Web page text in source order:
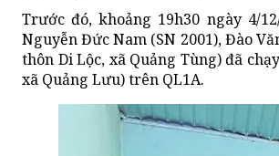
Trước đó, khoảng 19h30 ngày 4/
Nguyễn Đức Nam (SN 2001), Đào
thôn Di Lộc, xã Quảng Tùng) đã
xã Quảng Lưu) trên QL1A.